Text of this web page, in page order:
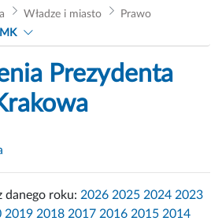
Władze i miasto
Prawo
Prezydenta
danego roku: 2026 2025 2024 2023
2019 2018 2017 2016 2015 2014